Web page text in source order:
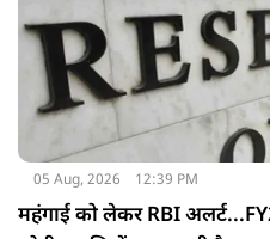
05 Aug, 2026 12:39 PM
महंगाई को लेकर RBI